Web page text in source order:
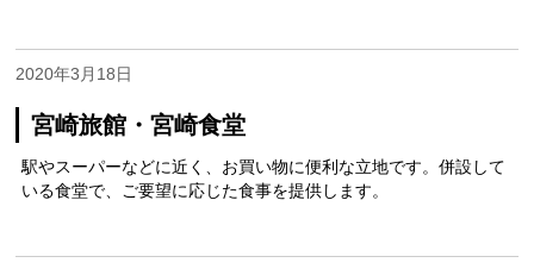
宮崎旅館・宮崎食堂
2020年3月18日
駅やスーパーなどに近く、お買い物に便利な立地です。併設して
いる食堂で、ご要望に応じた食事を提供します。